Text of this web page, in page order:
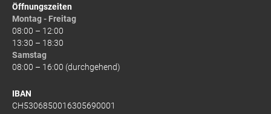
Öffnungszeiten
Montag - Freitag
08:00 – 12:00
13:30 – 18:30
Samstag
08:00 – 16:00 (durchgehend)
IBAN
CH5306850016305690001